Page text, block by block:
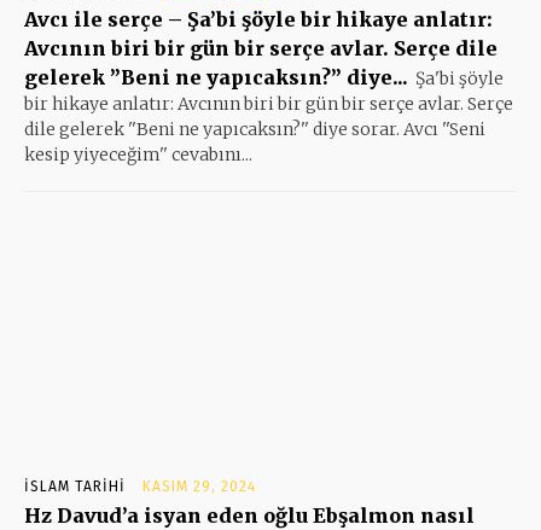
Avcı ile serçe – Şa’bi şöyle bir hikaye anlatır:
Avcının biri bir gün bir serçe avlar. Serçe dile
gelerek ”Beni ne yapıcaksın?” diye... Şa'bi şöyle
bir hikaye anlatır: Avcının biri bir gün bir serçe avlar. Serçe
dile gelerek ''Beni ne yapıcaksın?'' diye sorar. Avcı ''Seni
kesip yiyeceğim'' cevabını...
İSLAM TARIHI KASIM 29, 2024
Hz Davud’a isyan eden oğlu Ebşalmon nasıl